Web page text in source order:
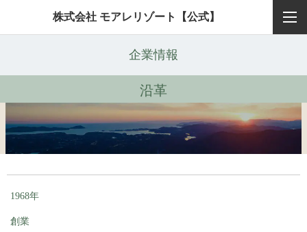
株式会社 モアレリゾート【公式】
企業情報
沿革
1968年
創業